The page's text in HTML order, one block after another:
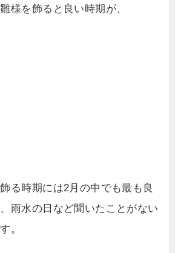
様を飾ると良い時期が、
る時期には2月の中でも最も良
雨水の日など聞いたことがない
。